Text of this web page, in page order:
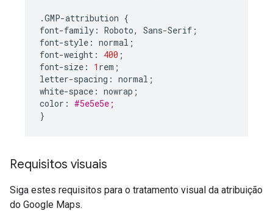
.GMP-attribution {
font-family : Roboto, Sans-Serif ;
font-style : normal ;
font-weight : 400 ;
font-size : 1 rem ;
letter-spacing : normal ;
white-space : nowrap ;
color : #5e5e5e;
}
Requisitos visuais
Siga estes requisitos para o tratamento visual da atribuição
do Google Maps.